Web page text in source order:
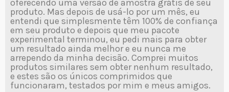
oferecendo uma versão de amostra grátis de seu
produto. Mas depois de usá-lo por um mês, eu
entendi que simplesmente têm 100% de confiança
em seu produto e depois que meu pacote
experimental terminou, eu pedi mais para obter
um resultado ainda melhor e eu nunca me
arrependo da minha decisão. Comprei muitos
produtos similares sem obter nenhum resultado,
e estes são os únicos comprimidos que
funcionaram, testados por mim e meus amigos.